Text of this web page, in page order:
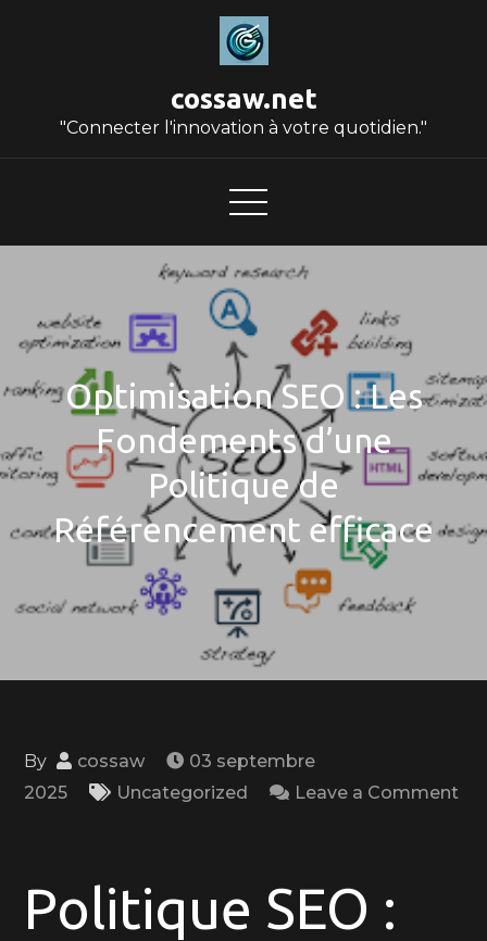
cossaw.net
"Connecter l'innovation à votre quotidien."
Optimisation SEO : Les
Fondements d’une
Politique de
Référencement efficace
By cossaw
03 septembre
2025
Uncategorized
Leave a Comment
Politique SEO :